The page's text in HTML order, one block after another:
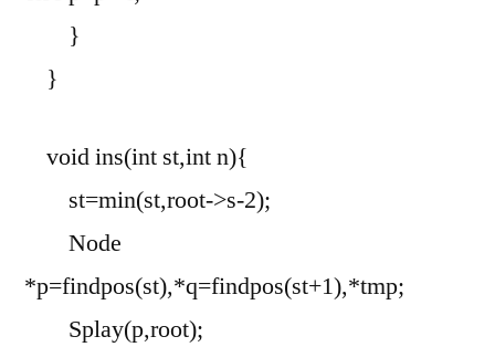
}
}
void ins(int st,int n){
st=min(st,root->s-2);
Node
*p=findpos(st),*q=findpos(st+1),*tmp;
Splay(p,root);